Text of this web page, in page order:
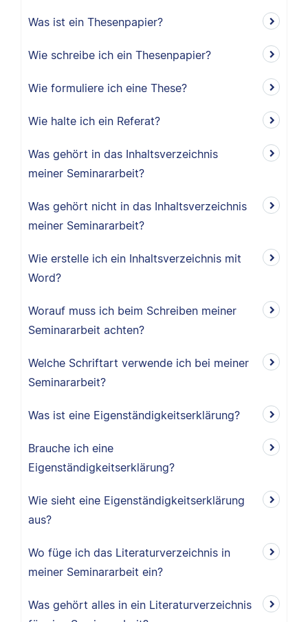
Was ist ein Thesenpapier?
Wie schreibe ich ein Thesenpapier?
Wie formuliere ich eine These?
Wie halte ich ein Referat?
Was gehört in das Inhaltsverzeichnis
meiner Seminararbeit?
Was gehört nicht in das Inhaltsverzeichnis
meiner Seminararbeit?
Wie erstelle ich ein Inhaltsverzeichnis mit
Word?
Worauf muss ich beim Schreiben meiner
Seminararbeit achten?
Welche Schriftart verwende ich bei meiner
Seminararbeit?
Was ist eine Eigenständigkeitserklärung?
Brauche ich eine
Eigenständigkeitserklärung?
Wie sieht eine Eigenständigkeitserklärung
aus?
Wo füge ich das Literaturverzeichnis in
meiner Seminararbeit ein?
Was gehört alles in ein Literaturverzeichnis